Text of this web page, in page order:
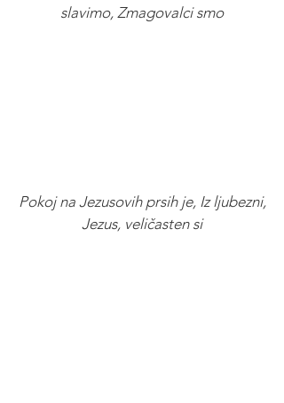
slavimo, Zmagovalci smo
Pokoj na Jezusovih prsih je, Iz ljubezni,
Jezus, veličasten si